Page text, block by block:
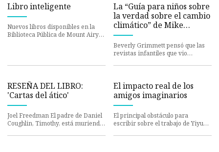
Libro inteligente
Nuevos libros disponibles en la
Biblioteca Pública de Mount Airy:
La “Guía para niños sobre
la verdad sobre el cambio
climático” de Mike
Huckabee muestra el
panorama cambiante de
la negación climática
Beverly Grimmett pensó que las
revistas infantiles que vio
RESEÑA DEL LIBRO:
'Cartas del ático'
Joel Freedman El padre de Daniel
Coughlin, Timothy, está muriendo.
El impacto real de los
amigos imaginarios
El principal obstáculo para
escribir sobre el trabajo de Yiyun